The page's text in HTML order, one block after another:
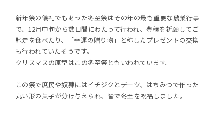
新年祭の儀礼でもあった冬至祭はその年の最も重要な農業行事
で、12月中旬から数日間にわたって行われ、豊穣を祈願してご
馳走を食べたり、「幸運の贈り物」と称したプレゼントの交換
も行われていたそうです。
クリスマスの原型はこの冬至祭ともいわれています。
この祭で庶民や奴隷にはイチジクとデーツ、はちみつで作った
丸い形の菓子が分け与えられ、皆で冬至を祝福しました。